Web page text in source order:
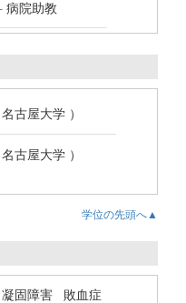
病院助教
古屋大学 ）
古屋大学 ）
学位の先頭へ▲
凝固障害 敗血症